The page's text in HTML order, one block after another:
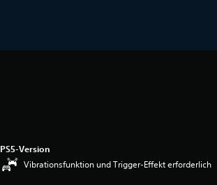
PS5-Version
Vibrationsfunktion und Trigger-Effekt erforderlich